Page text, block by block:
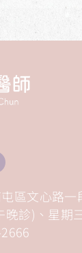
區文心路一
晚診)、星期